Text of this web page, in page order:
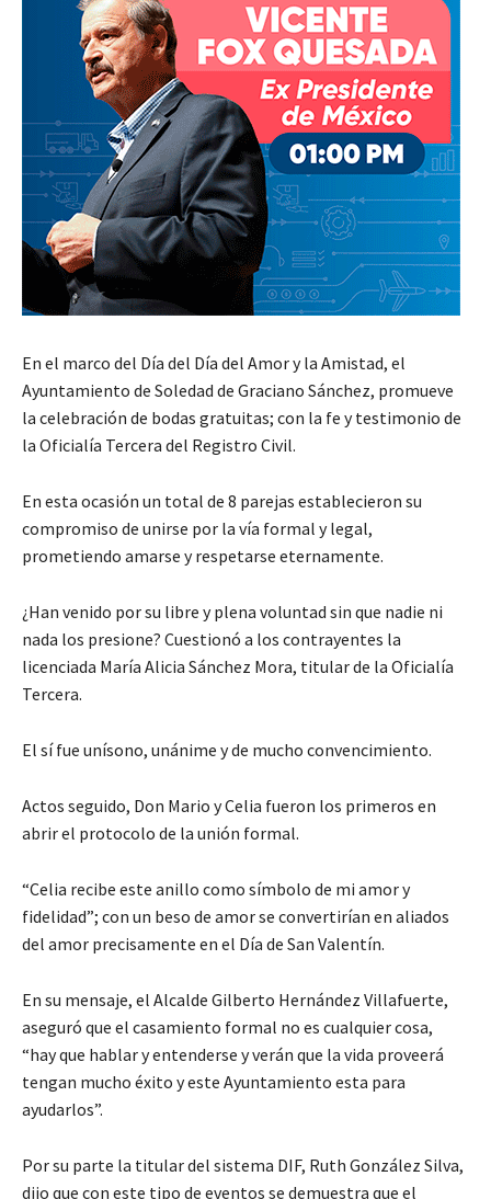
En el marco del Día del Día del Amor y la Amistad, el
Ayuntamiento de Soledad de Graciano Sánchez, promueve
la celebración de bodas gratuitas; con la fe y testimonio de
la Oficialía Tercera del Registro Civil.
En esta ocasión un total de 8 parejas establecieron su
compromiso de unirse por la vía formal y legal,
prometiendo amarse y respetarse eternamente.
¿Han venido por su libre y plena voluntad sin que nadie ni
nada los presione? Cuestionó a los contrayentes la
licenciada María Alicia Sánchez Mora, titular de la Oficialía
Tercera.
El sí fue unísono, unánime y de mucho convencimiento.
Actos seguido, Don Mario y Celia fueron los primeros en
abrir el protocolo de la unión formal.
“Celia recibe este anillo como símbolo de mi amor y
fidelidad”; con un beso de amor se convertirían en aliados
del amor precisamente en el Día de San Valentín.
En su mensaje, el Alcalde Gilberto Hernández Villafuerte,
aseguró que el casamiento formal no es cualquier cosa,
“hay que hablar y entenderse y verán que la vida proveerá
tengan mucho éxito y este Ayuntamiento esta para
ayudarlos”.
Por su parte la titular del sistema DIF, Ruth González Silva,
dijo que con este tipo de eventos se demuestra que el